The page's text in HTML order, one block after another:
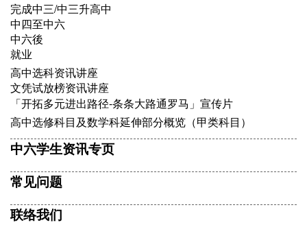
完成中三/中三升高中
中四至中六
中六後
就业
高中选科资讯讲座
文凭试放榜资讯讲座
「开拓多元进出路径-条条大路通罗马」宣传片
高中选修科目及数学科延伸部分概览（甲类科目）
中六学生资讯专页
常见问题
联络我们